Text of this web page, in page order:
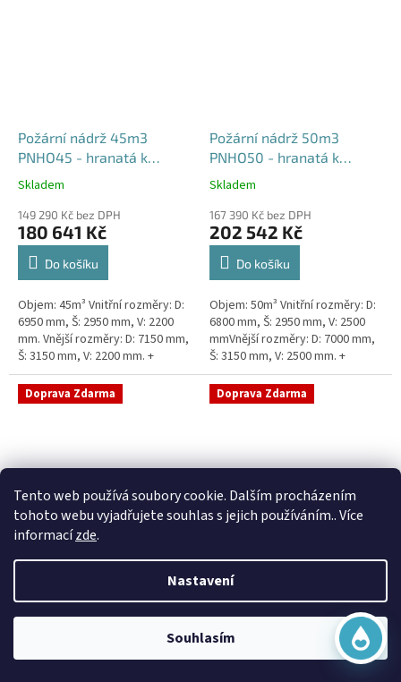
Tento web používá soubory cookie. Dalším procházením
tohoto webu vyjadřujete souhlas s jejich používáním.. Více
informacízde.
Nastavení
Souhlasím
Požární nádrž 45m3
PNHO45 - hranatá k
obetonování
Průměrné
produktu
je
5,0
hvězdiček.
Skladem
149 290 Kč bez DPH
180 641 Kč
Do košíku
Objem: 45m³ Vnitřní rozměry: D:
6950 mm, Š: 2950 mm, V: 2200
mm. Vnější rozměry: D: 7150 mm,
Š: 3150 mm, V: 2200 mm. +
komínek Běžná doba dodání 2-3
týdny od objednávky....
Požární nádrž 50m3
PNHO50 - hranatá k
obetonování
Průměrné
produktu
je
5,0
hvězdiček.
Skladem
167 390 Kč bez DPH
202 542 Kč
Do košíku
Objem: 50m³ Vnitřní rozměry: D:
6800 mm, Š: 2950 mm, V: 2500
mmVnější rozměry: D: 7000 mm,
Š: 3150 mm, V: 2500 mm. +
komínek Běžná doba dodání 2-3
týdny od objednávky. Rozměry...
Doprava Zdarma
Sací šachta samonosná
hodnocení
5,0
20 790 Kč bez DPH
Doprava Zdarma
Skladem
15 390 Kč bez DPH
Online
Začít konverzaci